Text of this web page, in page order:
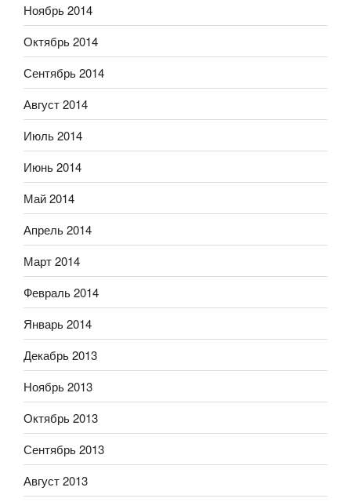
Ноябрь 2014
Октябрь 2014
Сентябрь 2014
Август 2014
Июль 2014
Июнь 2014
Май 2014
Апрель 2014
Март 2014
Февраль 2014
Январь 2014
Декабрь 2013
Ноябрь 2013
Октябрь 2013
Сентябрь 2013
Август 2013